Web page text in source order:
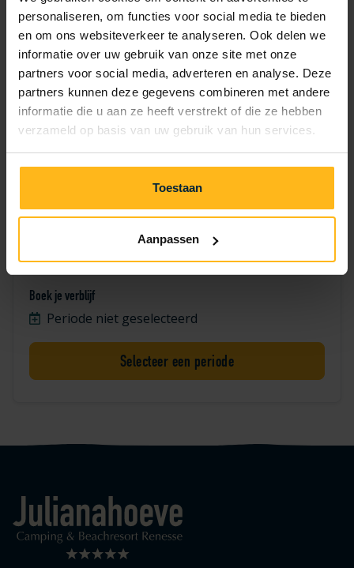
personaliseren, om functies voor social media te bieden
en om ons websiteverkeer te analyseren. Ook delen we
informatie over uw gebruik van onze site met onze
partners voor social media, adverteren en analyse. Deze
partners kunnen deze gegevens combineren met andere
informatie die u aan ze heeft verstrekt of die ze hebben
verzameld op basis van uw gebruik van hun services.
Toestaan
Aanpassen
7 8 9 10 11 12 13
14 15 16 17 18 19
25 27
28 29 30
Boek je verblijf
Periode niet geselecteerd
Selecteer een periode
Logo Julianahoeve